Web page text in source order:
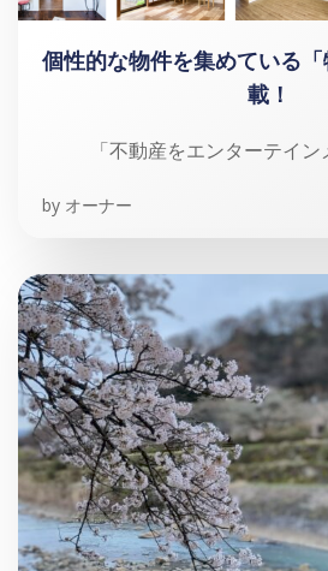
個性的な物件を集めている
載！
「不動産をエンターテイ
by オーナー